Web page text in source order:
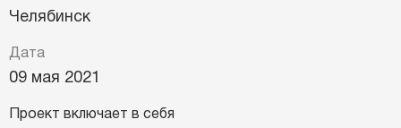
Челябинск
Дата
09 мая 2021
Проект включает в себя